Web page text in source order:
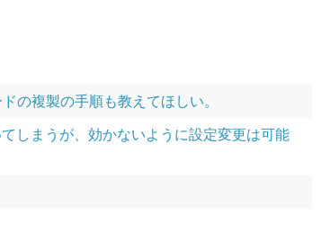
の複製の手順も教えてほしい。
しまうが、効かないように設定変更は可能